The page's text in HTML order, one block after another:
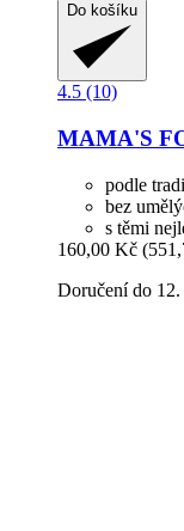
Do košíku
4.5 (10)
MAMA'S
podle
bez
s těmi
160,00 Kč
Doručení do 12.